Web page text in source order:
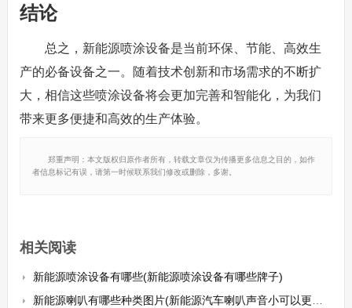
结论
总之，新能源喷涂设备是当前环保、节能、高效生
产的必备设备之一。随着技术创新和市场需求的不断扩
大，相信这些喷涂设备将会更加完善和智能化，为我们
带来更多便捷和高效的生产体验。
郑重声明：本文版权归原作者所有，转载文章仅为传播更多信息之目的，如作
者信息标记有误，请第一时候联系我们修改或删除，多谢。
相关阅读
新能源喷涂设备有哪些(新能源喷涂设备有哪些牌子)
新能源喇叭有哪些种类图片(新能源汽车喇叭声音小可以更换吗)